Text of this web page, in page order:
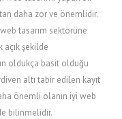
daha zor ve önemlidir.
tasarım sektörüne
açık şekilde
oldukça basit olduğu
altı tabir edilen kayıt
önemli olanın iyi web
bilinmelidir.